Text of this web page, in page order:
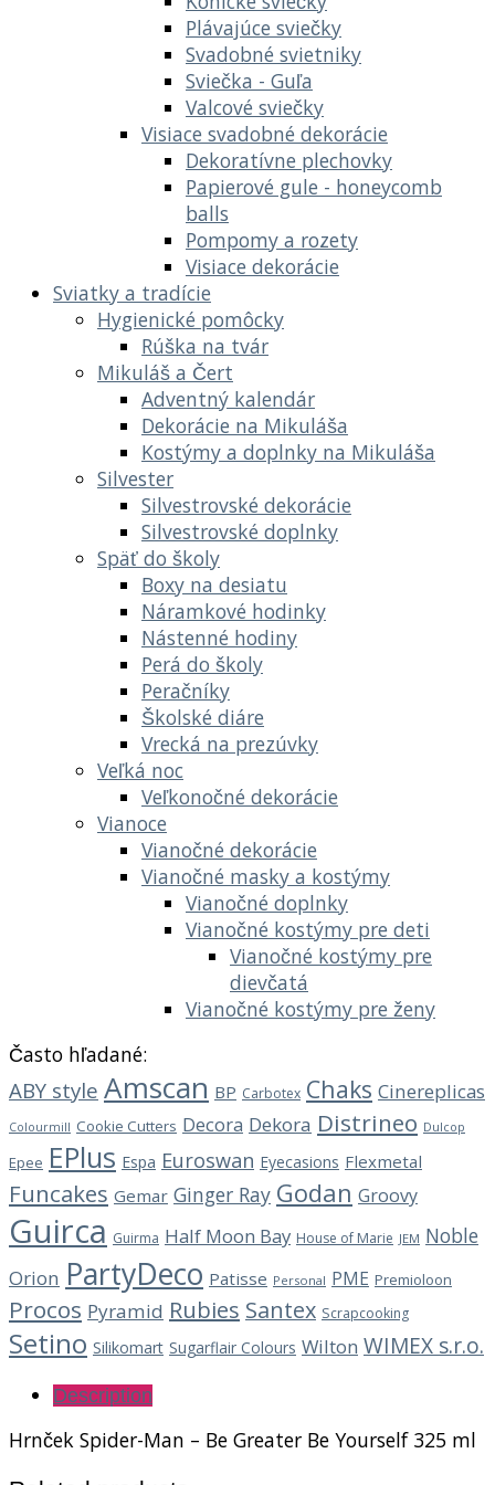
Plávajúce sviečky
Svadobné svietniky
Sviečka - Guľa
Valcové sviečky
Visiace svadobné dekorácie
Dekoratívne plechovky
Papierové gule - honeycomb
balls
Pompomy a rozety
Visiace dekorácie
Sviatky a tradície
Hygienické pomôcky
Rúška na tvár
Mikuláš a Čert
Adventný kalendár
Dekorácie na Mikuláša
Kostýmy a doplnky na Mikuláša
Silvester
Silvestrovské dekorácie
Silvestrovské doplnky
Späť do školy
Boxy na desiatu
Náramkové hodinky
Nástenné hodiny
Perá do školy
Peračníky
Školské diáre
Vrecká na prezúvky
Veľká noc
Veľkonočné dekorácie
Vianoce
Vianočné dekorácie
Vianočné masky a kostýmy
Vianočné doplnky
Vianočné kostýmy pre deti
Vianočné kostýmy pre
dievčatá
Vianočné kostýmy pre ženy
Často hľadané:
ABY style Amscan BP Carbotex Chaks Cinereplicas
Colourmill Cookie Cutters Decora Dekora Distrineo Dulcop
Epee EPlus Espa Euroswan Eyecasions Flexmetal
Funcakes Gemar Ginger Ray Godan Groovy
Guirca Guirma Half Moon Bay House of Marie JEM Noble
Orion PartyDeco Patisse Personal PME Premioloon
Procos Pyramid Rubies Santex Scrapcooking
Setino Silikomart Sugarflair Colours Wilton WIMEX s.r.o.
Description
Hrnček Spider-Man – Be Greater Be Yourself 325 ml